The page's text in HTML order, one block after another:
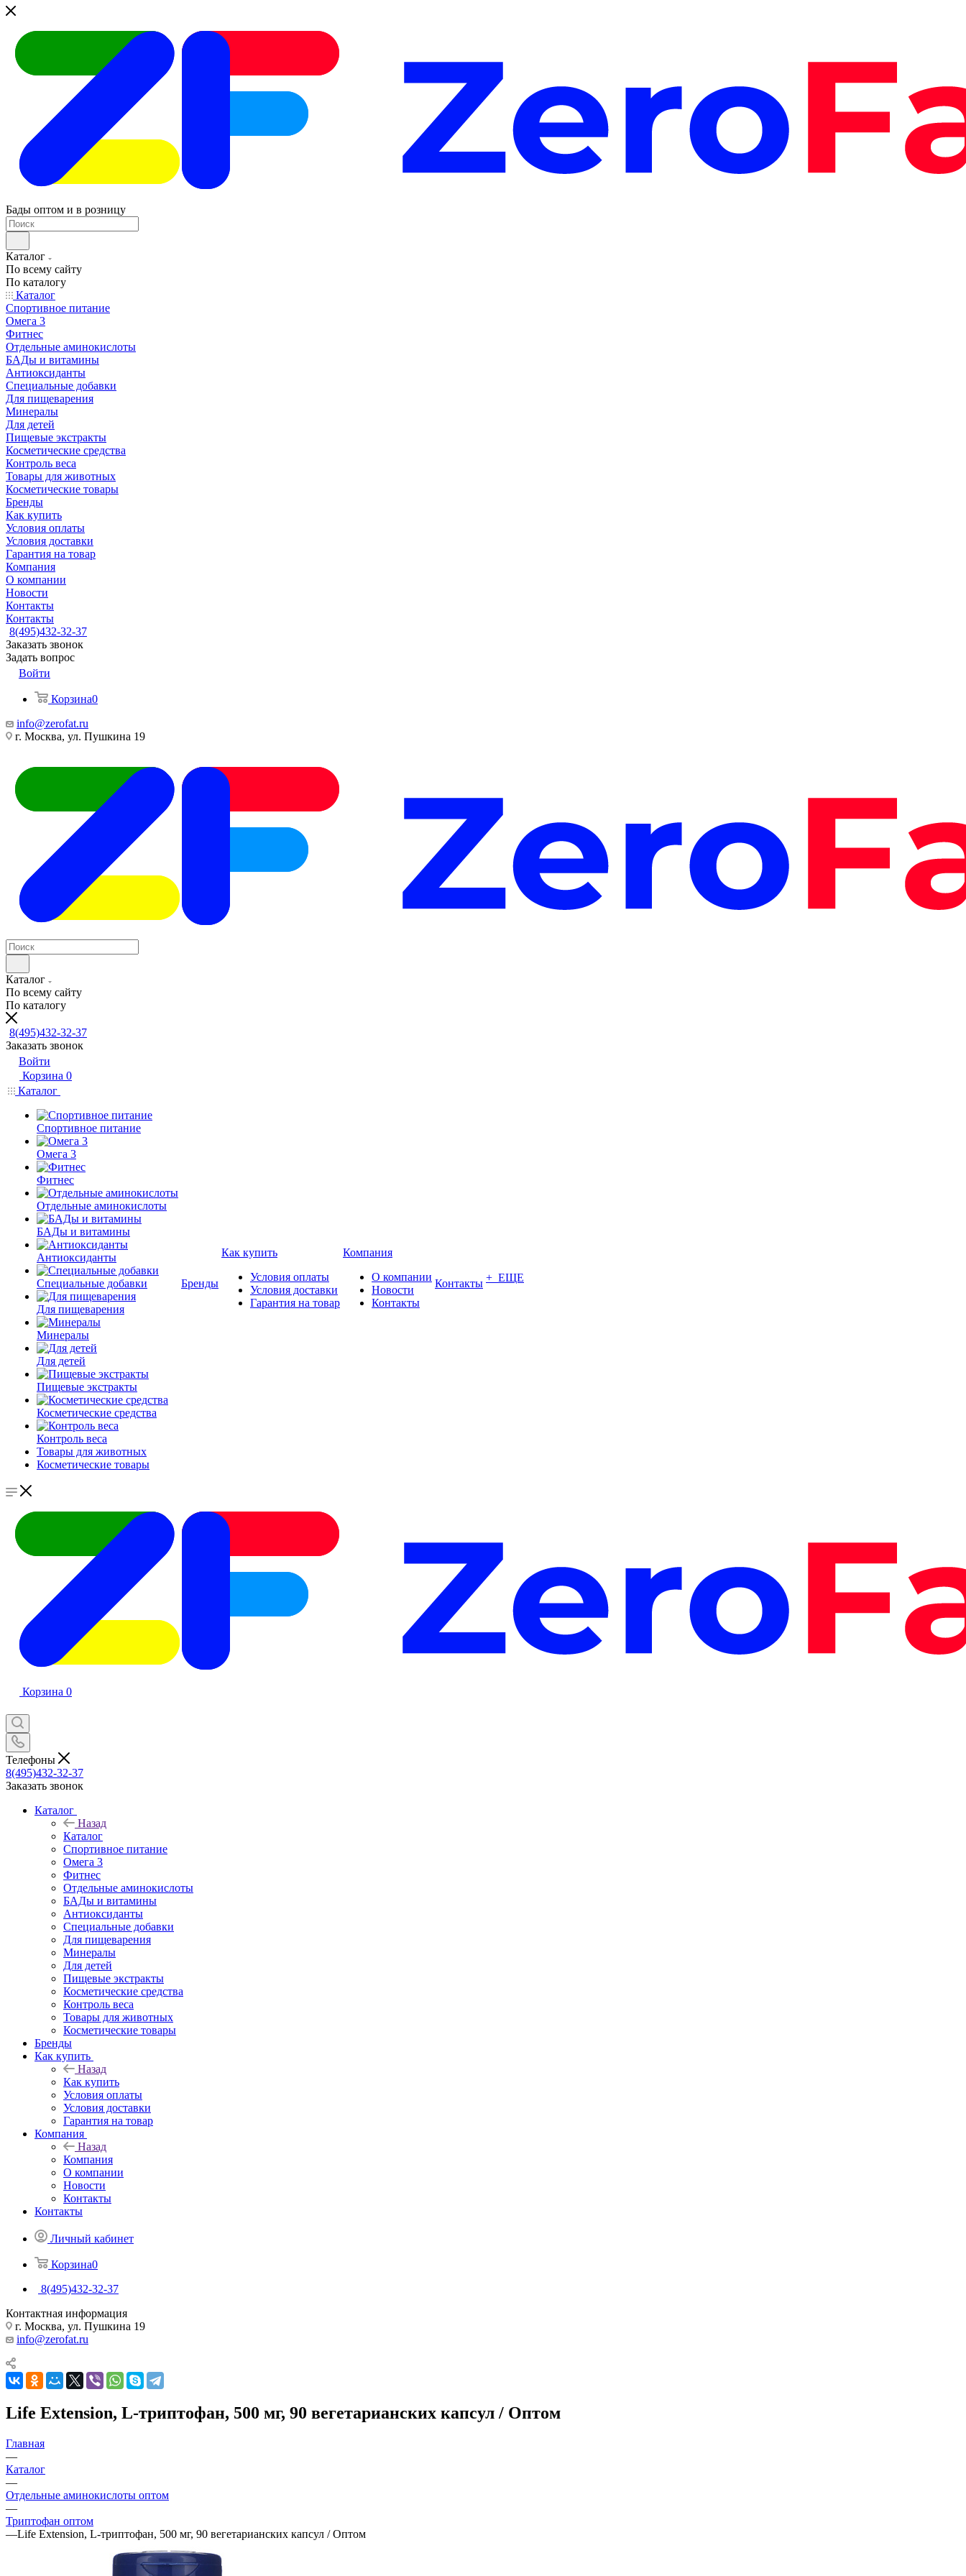
Бады оптом и в розницу
Каталог
По всему сайту
По каталогу
Каталог
Спортивное питание
Омега 3
Фитнес
Отдельные аминокислоты
БАДы и витамины
Антиоксиданты
Специальные добавки
Для пищеварения
Минералы
Для детей
Пищевые экстракты
Косметические средства
Контроль веса
Товары для животных
Косметические товары
Бренды
Как купить
Условия оплаты
Условия доставки
Гарантия на товар
Компания
О компании
Новости
Контакты
Контакты
8(495)432-32-37
Заказать звонок
Задать вопрос
Войти
Корзина0
info@zerofat.ru
г. Москва, ул. Пушкина 19
Каталог
По всему сайту
По каталогу
8(495)432-32-37
Заказать звонок
Войти
Корзина 0
Каталог
Спортивное питание
Омега 3
Фитнес
Отдельные аминокислоты
БАДы и витамины
Антиоксиданты
Специальные добавки
Для пищеварения
Минералы
Для детей
Пищевые экстракты
Косметические средства
Контроль веса
Товары для животных
Косметические товары
Бренды
Как купить
Условия оплаты
Условия доставки
Гарантия на товар
Компания
О компании
Новости
Контакты
Контакты + ЕЩЕ
Корзина 0
Телефоны
8(495)432-32-37
Заказать звонок
Каталог
Назад
Каталог
Спортивное питание
Омега 3
Фитнес
Отдельные аминокислоты
БАДы и витамины
Антиоксиданты
Специальные добавки
Для пищеварения
Минералы
Для детей
Пищевые экстракты
Косметические средства
Контроль веса
Товары для животных
Косметические товары
Бренды
Как купить
Назад
Как купить
Условия оплаты
Условия доставки
Гарантия на товар
Компания
Назад
Компания
О компании
Новости
Контакты
Контакты
Личный кабинет
Корзина0
8(495)432-32-37
Контактная информация
г. Москва, ул. Пушкина 19
info@zerofat.ru
Life Extension, L-триптофан, 500 мг, 90 вегетарианских капсул / Оптом
Главная
—
Каталог
—
Отдельные аминокислоты оптом
—
Триптофан оптом
—Life Extension, L-триптофан, 500 мг, 90 вегетарианских капсул / Оптом